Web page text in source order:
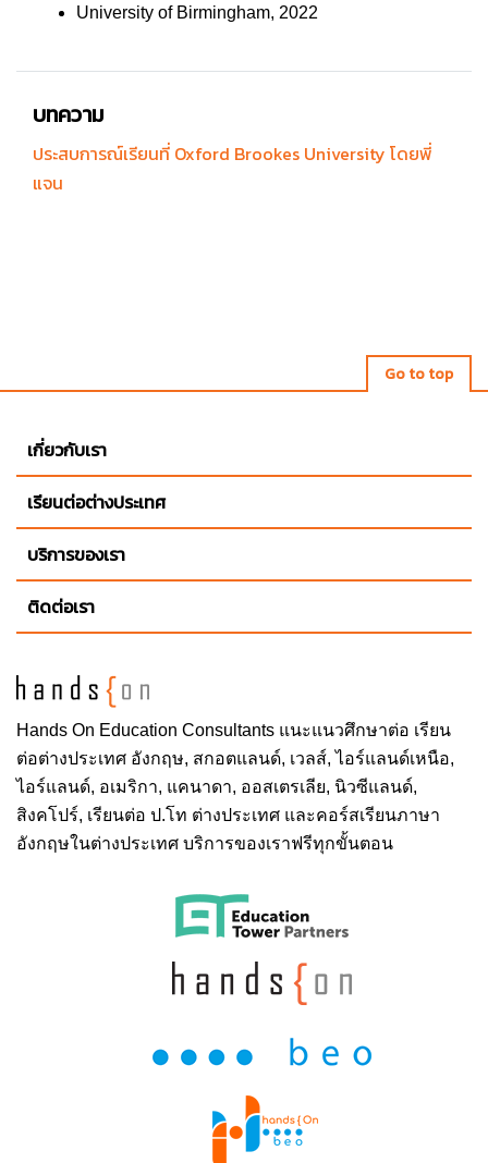
University of Birmingham, 2022
บทความ
ประสบการณ์เรียนที่ Oxford Brookes University โดยพี่
แจน
Go to top
Hands On Education Consultants แนะแนวศึกษาต่อ เรียน
ต่อต่างประเทศ อังกฤษ, สกอตแลนด์, เวลส์, ไอร์แลนด์เหนือ,
ไอร์แลนด์, อเมริกา, แคนาดา, ออสเตรเลีย, นิวซีแลนด์,
สิงคโปร์, เรียนต่อ ป.โท ต่างประเทศ และคอร์สเรียนภาษา
อังกฤษในต่างประเทศ บริการของเราฟรีทุกขั้นตอน
เกี่ยวกับเรา
เรียนต่อต่างประเทศ
บริการของเรา
ติดต่อเรา